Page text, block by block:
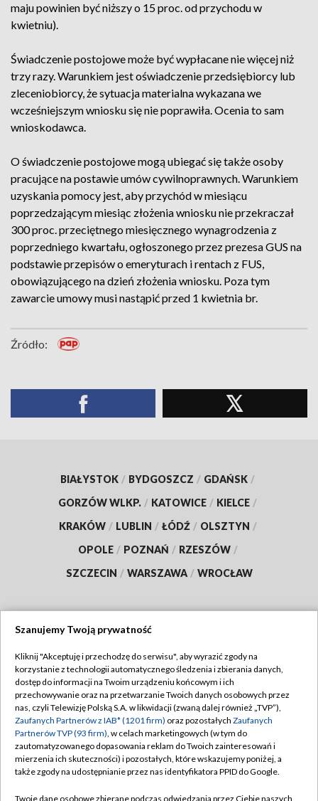
maju powinien być niższy o 15 proc. od przychodu w
kwietniu).
Świadczenie postojowe może być wypłacane nie więcej niż
trzy razy. Warunkiem jest oświadczenie przedsiębiorcy lub
zleceniobiorcy, że sytuacja materialna wykazana we
wcześniejszym wniosku się nie poprawiła. Ocenia to sam
wnioskodawca.
O świadczenie postojowe mogą ubiegać się także osoby
pracujące na postawie umów cywilnoprawnych. Warunkiem
uzyskania pomocy jest, aby przychód w miesiącu
poprzedzającym miesiąc złożenia wniosku nie przekraczał
300 proc. przeciętnego miesięcznego wynagrodzenia z
poprzedniego kwartału, ogłoszonego przez prezesa GUS na
podstawie przepisów o emeryturach i rentach z FUS,
obowiązującego na dzień złożenia wniosku. Poza tym
zawarcie umowy musi nastąpić przed 1 kwietnia br.
Źródło:
BIAŁYSTOK / BYDGOSZCZ / GDAŃSK /
GORZÓW WLKP. / KATOWICE / KIELCE /
KRAKÓW / LUBLIN / ŁÓDŹ / OLSZTYN /
OPOLE / POZNAŃ / RZESZÓW /
SZCZECIN / WARSZAWA / WROCŁAW
TVP
Abonament TVP
Emisja w TVP
Centrum informacji TVP
Naziemna Telewizja Cyfrowa
Regulamin TVP
Polityka prywatności
Moje zgody
Pomoc
Szanujemy Twoją prywatność
Kliknij "Akceptuję i przechodzę do serwisu", aby wyrazić zgody na
korzystanie z technologii automatycznego śledzenia i zbierania danych,
dostęp do informacji na Twoim urządzeniu końcowym i ich
przechowywanie oraz na przetwarzanie Twoich danych osobowych przez
nas, czyli Telewizję Polską S.A. w likwidacji (zwaną dalej również „TVP”),
Zaufanych Partnerów z IAB* (1201 firm) oraz pozostałych Zaufanych
Partnerów TVP (93 firm), w celach marketingowych (w tym do
zautomatyzowanego dopasowania reklam do Twoich zainteresowań i
mierzenia ich skuteczności) i pozostałych, które wskazujemy poniżej, a
także zgody na udostępnianie przez nas identyfikatora PPID do Google.
Twoje dane osobowe zbierane podczas odwiedzania przez Ciebie naszych